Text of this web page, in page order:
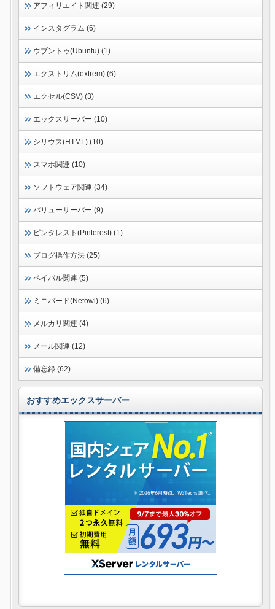
アフィリエイト関連 (29)
インスタグラム (6)
ウブントゥ(Ubuntu) (1)
エクストリム(extrem) (6)
エクセル(CSV) (3)
エックスサーバー (10)
シリウス(HTML) (10)
スマホ関連 (10)
ソフトウェア関連 (34)
バリューサーバー (9)
ピンタレスト(Pinterest) (1)
ブログ操作方法 (25)
ペイパル関連 (5)
ミニバード(Netowl) (6)
メルカリ関連 (4)
メール関連 (12)
備忘録 (62)
おすすめエックスサーバー